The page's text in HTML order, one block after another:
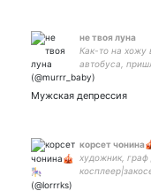
не твоя луна
Как-то на хожу
автобуса,
жителем
Мужская депрессия
корсет
художник, граф